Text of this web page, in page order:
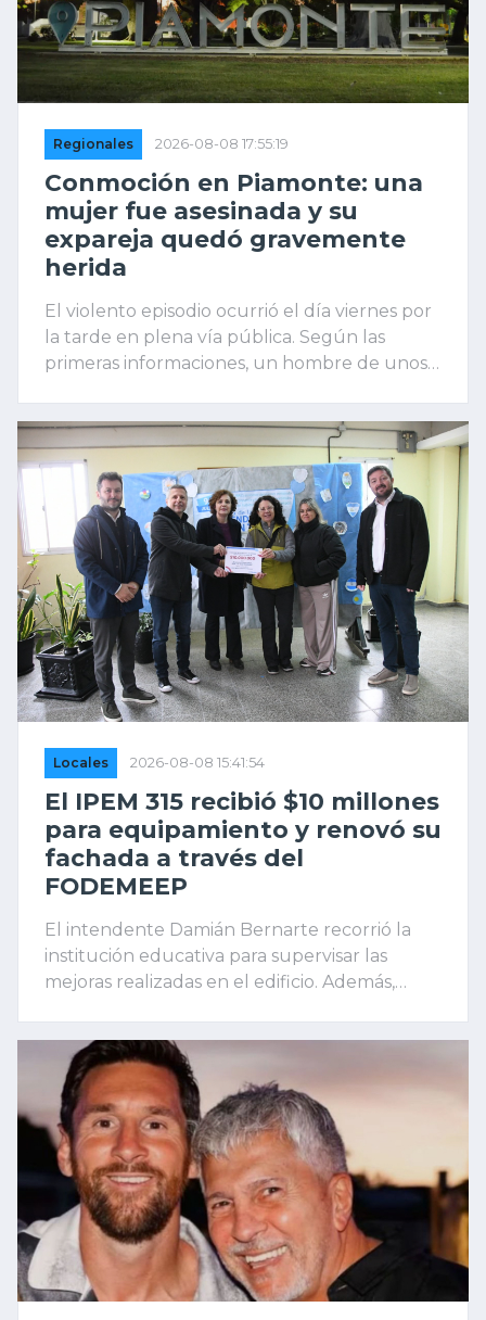
Regionales 2026-08-08 17:55:19
Conmoción en Piamonte: una
mujer fue asesinada y su
expareja quedó gravemente
herida
El violento episodio ocurrió el día viernes por
la tarde en plena vía pública. Según las
primeras informaciones, un hombre de unos
arma blanca. Tras el hecho, fue encontrado
con una grave herida en el cuello y
trasladado a un centro de salud de El Trébol.
Interviene el fiscal Carlos Zoppegni.
Locales 2026-08-08 15:41:54
El IPEM 315 recibió $10 millones
para equipamiento y renovó su
fachada a través del
FODEMEEP
El intendente Damián Bernarte recorrió la
institución educativa para supervisar las
mejoras realizadas en el edificio. Además,
sonido y material para el Laboratorio de
Ciencias Naturales.